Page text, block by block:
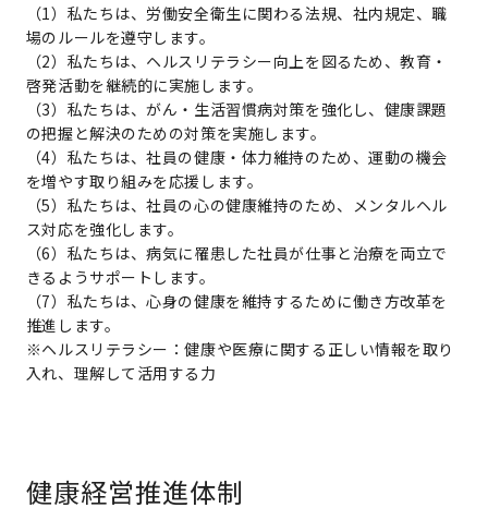
（1）私たちは、労働安全衛生に関わる法規、社内規定、職
場のルールを遵守します。
（2）私たちは、ヘルスリテラシー向上を図るため、教育・
啓発活動を継続的に実施します。
（3）私たちは、がん・生活習慣病対策を強化し、健康課題
の把握と解決のための対策を実施します。
（4）私たちは、社員の健康・体力維持のため、運動の機会
を増やす取り組みを応援します。
（5）私たちは、社員の心の健康維持のため、メンタルヘル
ス対応を強化します。
（6）私たちは、病気に罹患した社員が仕事と治療を両立で
きるようサポートします。
（7）私たちは、心身の健康を維持するために働き方改革を
推進します。
※ヘルスリテラシー：健康や医療に関する正しい情報を取り
入れ、理解して活用する力
健康経営推進体制